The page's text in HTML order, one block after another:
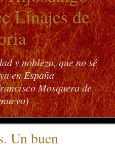
Linajes de
y nobleza, que no sé
en España
Mosquera de
Un buen